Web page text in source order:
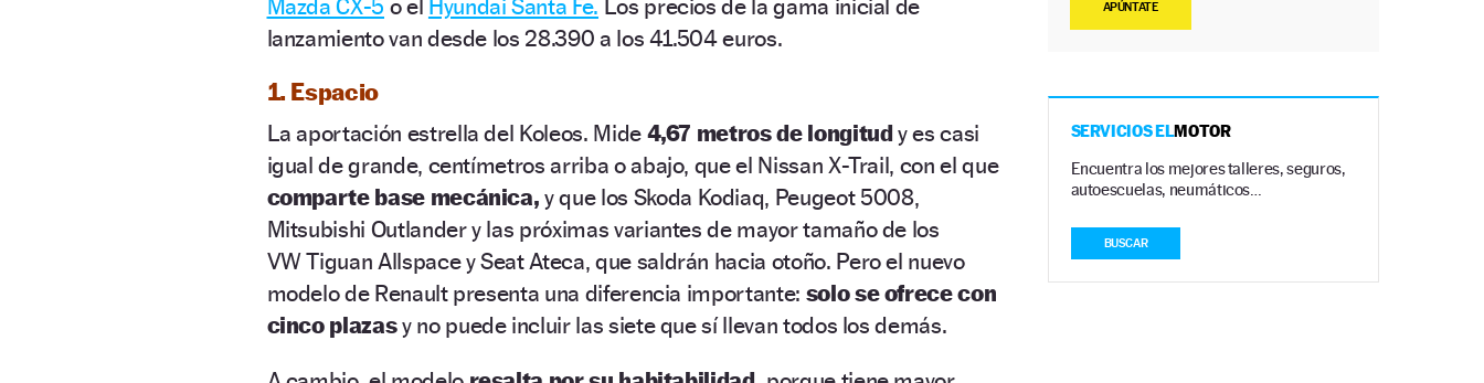
Mazda CX-5 o el Hyundai Santa Fe. Los precios de la gama inicial de
lanzamiento van desde los 28.390 a los 41.504 euros.
1. Espacio
Laaportación estrella del Koleos. Mide 4,67 metros de longitudy es casi
igual de grande, centímetros arriba o abajo, que el Nissan X-Trail, con el que
comparte base mecánica, yque los Skoda Kodiaq, Peugeot 5008,
Mitsubishi Outlandery las próximas variantes de mayor tamaño de los
VWTiguan AllspaceySeat Ateca, que saldrán hacia otoño. Pero el nuevo
modelo de Renault presenta una diferencia importante: solo se ofrece con
cinco plazasy no puede incluir las siete que sí llevan todos los demás.
APÚNTATE
SERVICIOS ELMOTOR
Encuentra los mejores talleres, seguros,
autoescuelas, neumáticos…
BUSCAR